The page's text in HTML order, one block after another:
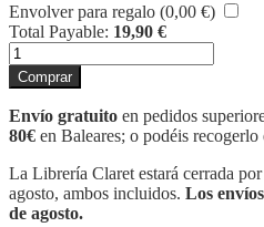
Envolver para regalo (0,00 €)
Total Payable: 19,90 €
DINOPEDIA
cantidad
Comprar
Envío gratuito en pedidos
80€ en Baleares; o podéis recogerlo
La Librería Claret estará cerrada
agosto, ambos incluidos. Los
de agosto.